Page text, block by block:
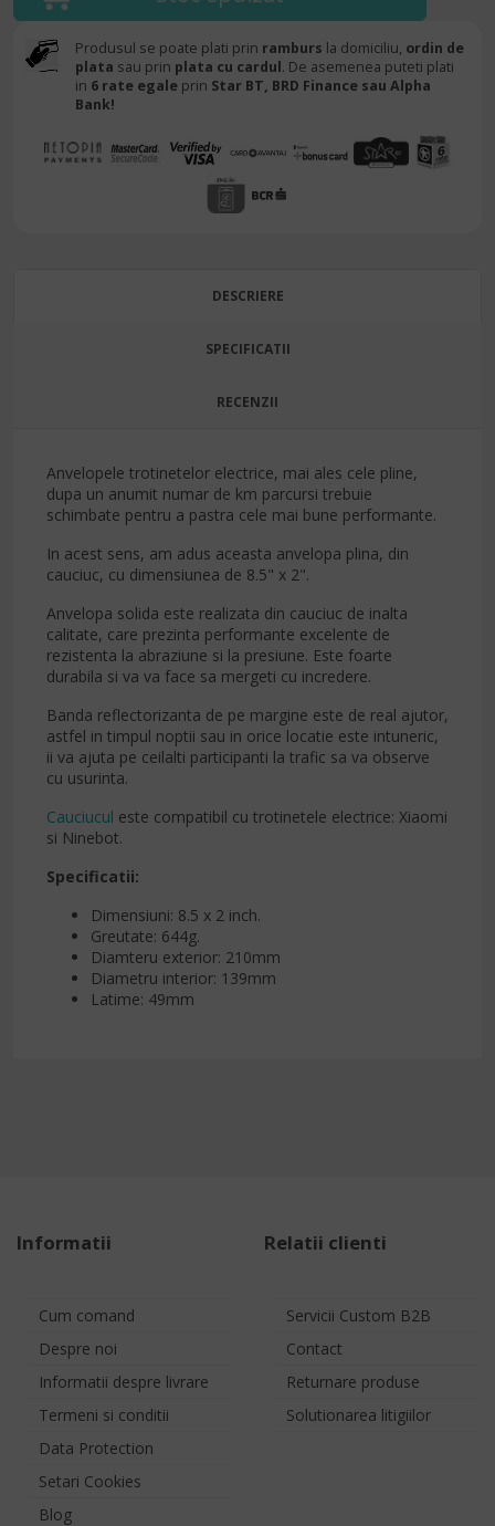
Produsul se poate plati prin ramburs la domiciliu, ordin de
plata sau prin plata cu cardul. De asemenea puteti plati
in 6 rate egale prin Star BT, BRD Finance sau Alpha
Bank!
DESCRIERE
SPECIFICATII
RECENZII
Anvelopele trotinetelor electrice, mai ales cele pline,
dupa un anumit numar de km parcursi trebuie
schimbate pentru a pastra cele mai bune performante.
In acest sens, am adus aceasta anvelopa plina, din
cauciuc, cu dimensiunea de 8.5" x 2".
Anvelopa solida este realizata din cauciuc de inalta
calitate, care prezinta performante excelente de
rezistenta la abraziune si la presiune. Este foarte
durabila si va va face sa mergeti cu incredere.
Banda reflectorizanta de pe margine este de real ajutor,
astfel in timpul noptii sau in orice locatie este intuneric,
ii va ajuta pe ceilalti participanti la trafic sa va observe
cu usurinta.
Cauciucul este compatibil cu trotinetele electrice: Xiaomi
si Ninebot.
Specificatii:
Dimensiuni: 8.5 x 2 inch.
Greutate: 644g.
Diamteru exterior: 210mm
Diametru interior: 139mm
Latime: 49mm
Informatii
Cum comand
Despre noi
Informatii despre livrare
Termeni si conditii
Data Protection
Setari Cookies
Blog
Relatii clienti
Servicii Custom B2B
Contact
Returnare produse
Solutionarea litigiilor